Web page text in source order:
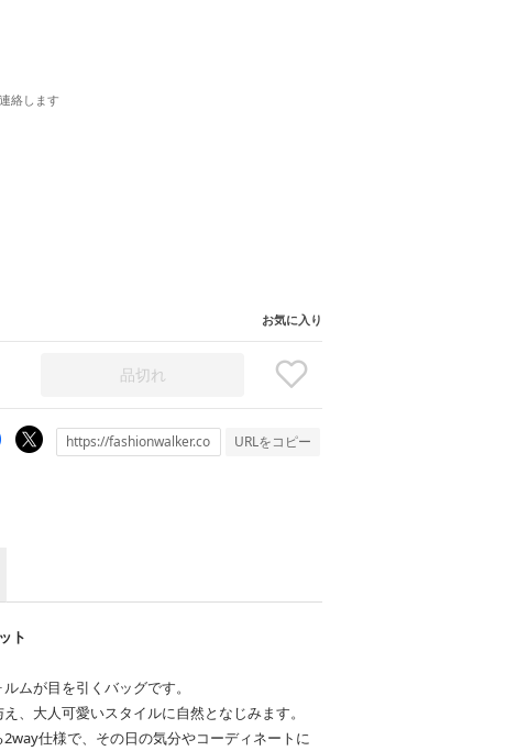
絡します
お気に入り
品切れ
URLをコピー
ト
ムが目を引くバッグです。
、大人可愛いスタイルに自然となじみます。
仕様で、その日の気分やコーディネートに